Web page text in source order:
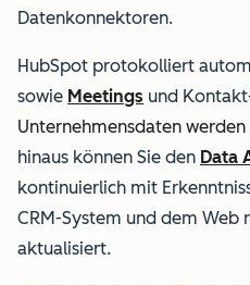
Datenkonnektoren.
HubSpot protokolliert
sowie Meetings und Kontakt
Unternehmensdaten werden
hinaus können Sie den Data
kontinuierlich mit
CRM-System und dem Web
aktualisiert.